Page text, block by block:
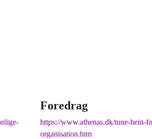
Foredrag
https://www.athenas.dk/tune-hein-
organisation.htm